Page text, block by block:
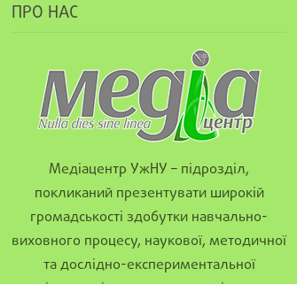
ПРО НАС
Медіацентр УжНУ – підрозділ,
покликаний презентувати широкій
громадськості здобутки навчально-
виховного процесу, наукової, методичної
та дослідно-експериментальної